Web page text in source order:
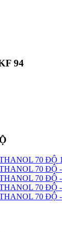
94
70 ĐỘ
70 ĐỘ
70 ĐỘ
70 ĐỘ
70 ĐỘ